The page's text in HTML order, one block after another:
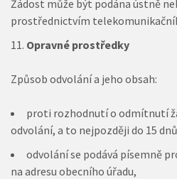
Žádost může být podána ústně
prostřednictvím
Opravné prostředky
Způsob odvolání a jeho obsah:
proti rozhodnutí o odmítnutí
odvolání, a to nejpozději do 15
odvolání se podává písemně
na adresu obecního úřadu,